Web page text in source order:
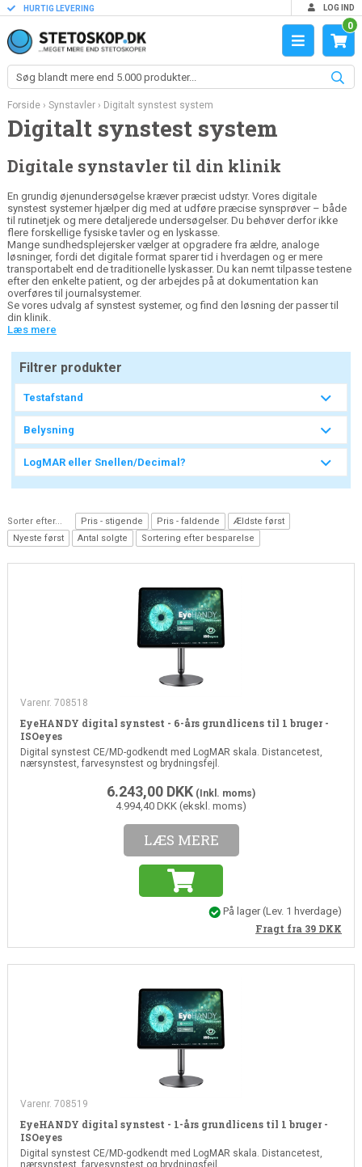
HURTIG LEVERING LOG IND
0
Forside› Synstavler› Digitalt synstest system
Digitalt synstest system
Digitale synstavler til din klinik
En grundig øjenundersøgelse kræver præcist udstyr. Vores digitale
synstest systemer hjælper dig med at udføre præcise synsprøver – både
til rutinetjek og mere detaljerede undersøgelser. Du behøver derfor ikke
flere forskellige fysiske tavler og en lyskasse.
Mange sundhedsplejersker vælger at opgradere fra ældre, analoge
løsninger, fordi det digitale format sparer tid i hverdagen og er mere
transportabelt end de traditionelle lyskasser. Du kan nemt tilpasse testene
efter den enkelte patient, og der arbejdes på at dokumentation kan
overføres til journalsystemer.
Se vores udvalg af synstest systemer, og find den løsning der passer til
din klinik.
Læs mere
Filtrer produkter
Testafstand
Belysning
LogMAR eller Snellen/Decimal?
Sorter efter... Pris - stigende Pris - faldende
Ældste først
Nyeste først
Antal solgte Sortering efter besparelse
Varenr. 708518
EyeHANDY digital synstest - 6-års grundlicens til 1 bruger -
ISOeyes
Digital synstest CE/MD-godkendt med LogMAR skala. Distancetest,
nærsynstest, farvesynstest og brydningsfejl.
6.243,00 DKK (Inkl. moms)
4.994,40 DKK (ekskl. moms)
LÆS MERE
På lager(Lev. 1 hverdage)
Fragt fra 39 DKK
Varenr. 708519
EyeHANDY digital synstest - 1-års grundlicens til 1 bruger -
ISOeyes
Digital synstest CE/MD-godkendt med LogMAR skala. Distancetest,
nærsynstest, farvesynstest og brydningsfejl.